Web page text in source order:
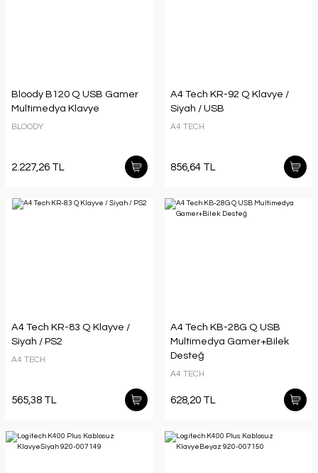
Bloody B120 Q USB Gamer
Multimedya Klavye
BLOODY
2.227,26 TL
A4 Tech KR-92 Q Klavye /
Siyah / USB
A4 TECH
856,64 TL
A4 Tech KR-83 Q Klayve /
Siyah / PS2
A4 TECH
565,38 TL
A4 Tech KB-28G Q USB
Multimedya Gamer+Bilek
Desteğ
A4 TECH
628,20 TL